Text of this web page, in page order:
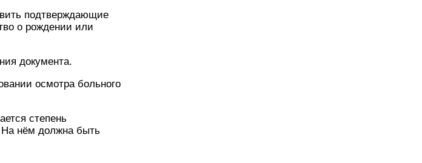
подтверждающие
о рождении или
документа.
осмотра больного
степень
На нём должна быть